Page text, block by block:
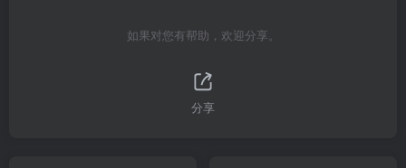
如果对您有帮助，欢迎分享。
分享